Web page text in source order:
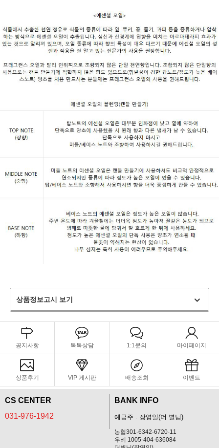
상품정보고시 보기
공지사항 톡톡상담 1:1문의 마이페이지
상품후기 VIP 게시판 배송조회 이벤트
CS CENTER
031-976-1942
BANK INFO
예금주 : 장영일(더 별님)
농협301-6342-6720-11
우리 1005-404-636084